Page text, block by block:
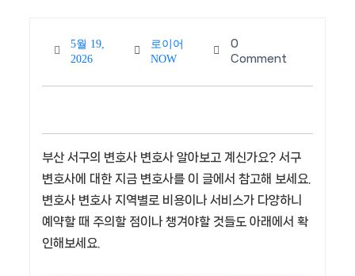
5월 19,
2026
5월
19,
로이어
NOW
로이
어
0
Comment
부산 서구의 변호사 변호사 알아보고 계신가요? 서구
변호사에 대한 지금 변호사를 이 글에서 참고해 보세요.
변호사 변호사 지역별로 비용이나 서비스가 다양하니
예약할 때 주의할 점이나 챙겨야할 것들도 아래에서 확
인해보세요.